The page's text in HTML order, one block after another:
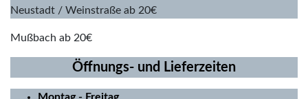
Neustadt / Weinstraße ab 20€
Mußbach ab 20€
Öffnungs- und Lieferzeiten